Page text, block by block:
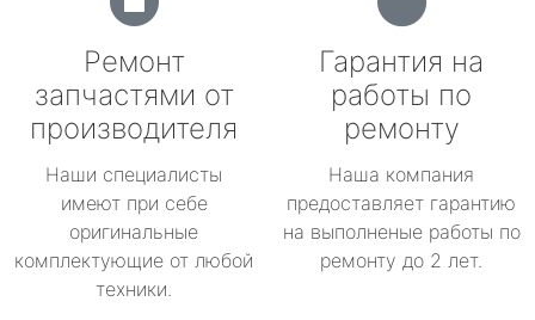
Ремонт
запчастями от
производителя
Наши специалисты
имеют при себе
оригинальные
комплектующие от любой
техники.
Гарантия на
работы по
ремонту
Наша компания
предоставляет гарантию
на выполненые работы по
ремонту до 2 лет.